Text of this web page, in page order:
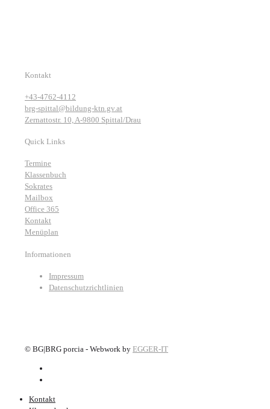
Kontakt
+43-4762-4112
brg-spittal@bildung-ktn.gv.at
Zernattostr. 10, A-9800 Spittal/Drau
Quick Links
Termine
Klassenbuch
Sokrates
Mailbox
Office 365
Kontakt
Menüplan
Informationen
Impressum
Datenschutzrichtlinien
© BG|BRG porcia - Webwork by EGGER-IT
Kontakt